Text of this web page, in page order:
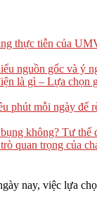
thực tiễn của
nguồn gốc và ý
là gì – Lựa chọn
phút mỗi ngày để
không? Tư thế
quan trọng của
nay, việc lựa